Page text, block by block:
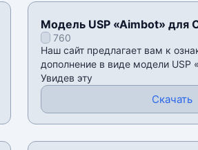
Модель USP «Aimbot» для
760
Наш сайт предлагает вам к
дополнение в виде модели USP
Увидев эту
Скачать